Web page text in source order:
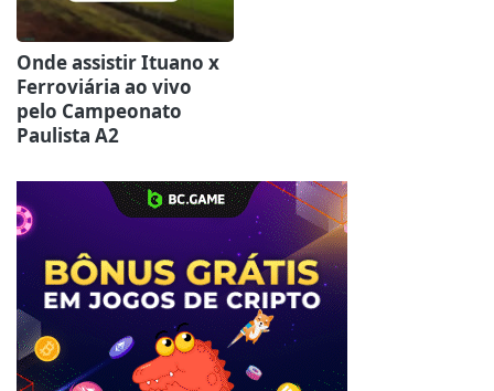
Onde assistir Ituano x
Ferroviária ao vivo
pelo Campeonato
Paulista A2